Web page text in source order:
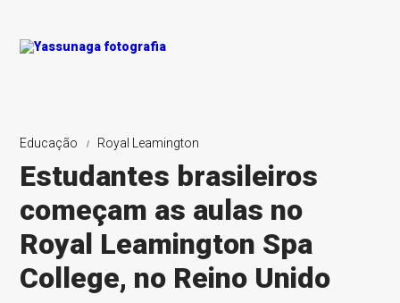
Educação Royal Leamington
Estudantes brasileiros
começam as aulas no
Royal Leamington Spa
College, no Reino Unido